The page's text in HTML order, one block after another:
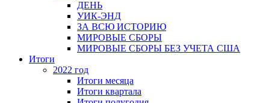
ДЕНЬ
УИК-ЭНД
ЗА ВСЮ ИСТОРИЮ
МИРОВЫЕ СБОРЫ
МИРОВЫЕ СБОРЫ БЕЗ УЧЕТА США
Итоги
2022 год
Итоги месяца
Итоги квартала